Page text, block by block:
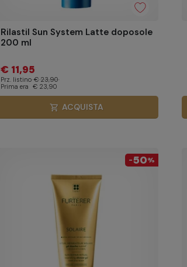
Rilastil Sun System Latte doposole
200 ml
€ 11,95
Prz. listino € 23,90
Prima era € 23,90
shopping_cart ACQUISTA
-50%